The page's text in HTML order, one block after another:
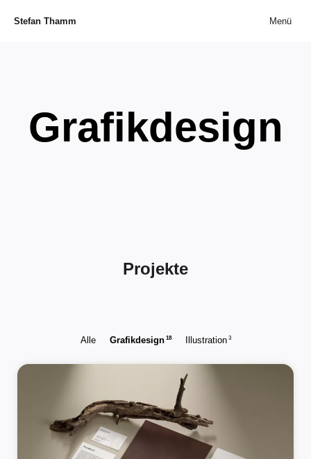
Stefan Thamm Menü
Grafikdesign
Projekte
Alle Grafikdesign 18 Illustration 3